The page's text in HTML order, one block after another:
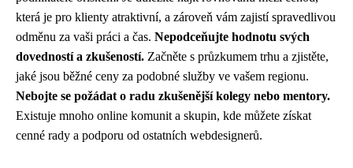
která je pro klienty atraktivní, a zároveň vám zajistí spravedlivou
odměnu za vaši práci a čas. Nepodceňujte hodnotu svých
dovedností a zkušeností. Začněte s průzkumem trhu a zjistěte,
jaké jsou běžné ceny za podobné služby ve vašem regionu.
Nebojte se požádat o radu zkušenější kolegy nebo mentory.
Existuje mnoho online komunit a skupin, kde můžete získat
cenné rady a podporu od ostatních webdesignerů.